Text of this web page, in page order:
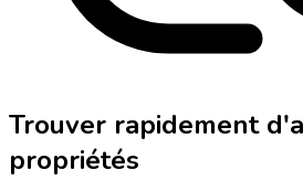
Trouver rapidement
propriétés